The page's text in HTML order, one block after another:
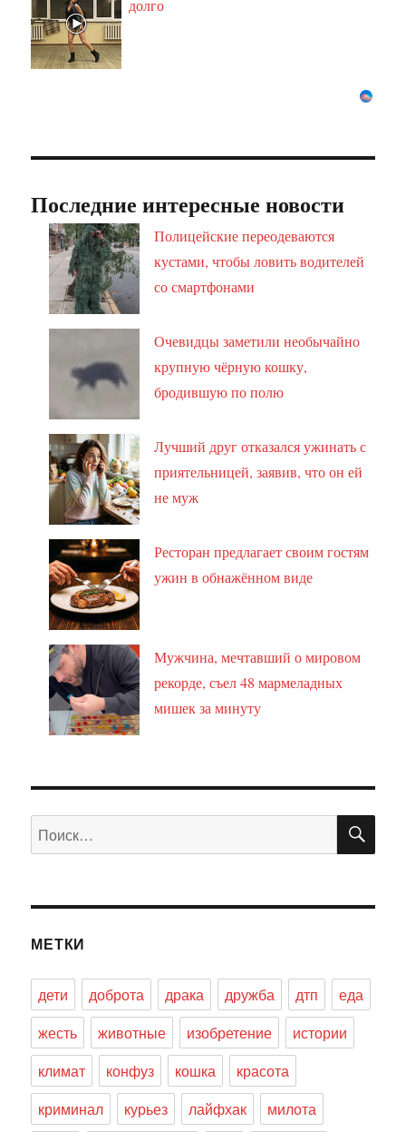
долго
Последние интересные новости
Полицейские переодеваются
кустами, чтобы ловить водителей
со смартфонами
Очевидцы заметили необычайно
крупную чёрную кошку,
бродившую по полю
Лучший друг отказался ужинать с
приятельницей, заявив, что он ей
не муж
Ресторан предлагает своим гостям
ужин в обнажённом виде
Мужчина, мечтавший о мировом
рекорде, съел 48 мармеладных
мишек за минуту
Искать:
МЕТКИ
дети доброта драка дружба дтп
еда
жесть
животные изобретение
истории
климат
конфуз кошка
красота
криминал
курьез лайфхак
милота